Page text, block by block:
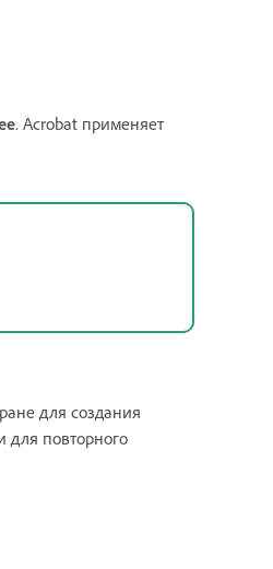
. Acrobat применяет
для создания
для повторного